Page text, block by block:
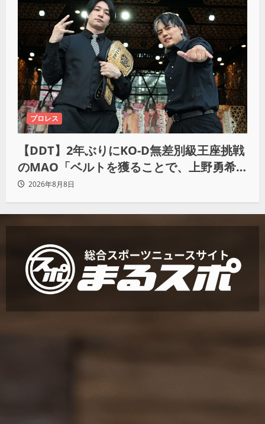
プロレス
【DDT】2年ぶりにKO-D無差別級王座挑戦
のMAO「ベルトを獲ることで、上野勇希
とMAOで一時代あったんだよって残した
い」
2026年8月8日